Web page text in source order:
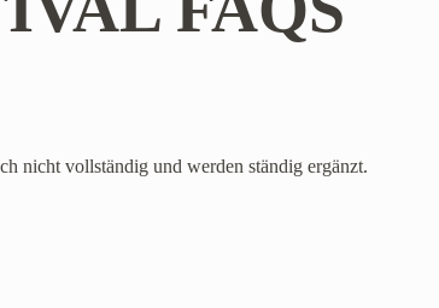
nicht vollständig und werden ständig ergänzt.